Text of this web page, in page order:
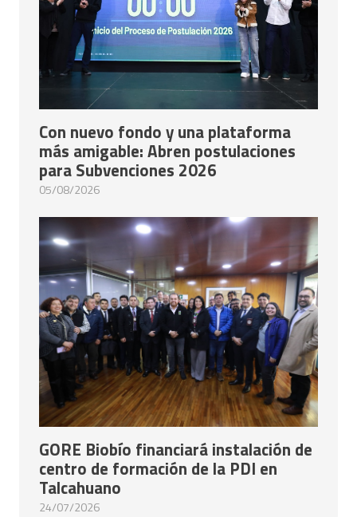
Con nuevo fondo y una plataforma
más amigable: Abren postulaciones
para Subvenciones 2026
05/08/2026
GORE Biobío financiará instalación de
centro de formación de la PDI en
Talcahuano
24/07/2026